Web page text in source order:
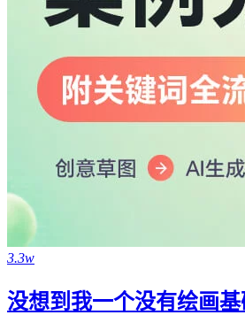
3.3w
没想到我一个没有绘画